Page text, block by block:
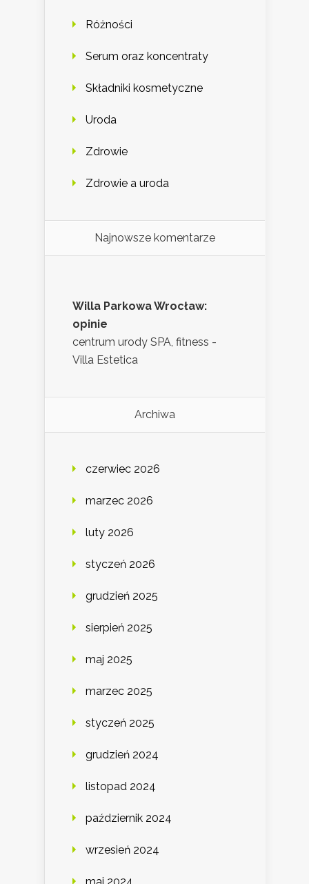
Różności
Serum oraz koncentraty
Składniki kosmetyczne
Uroda
Zdrowie
Zdrowie a uroda
Najnowsze komentarze
Willa Parkowa Wrocław:
opinie
centrum urody SPA, fitness -
Villa Estetica
Archiwa
czerwiec 2026
marzec 2026
luty 2026
styczeń 2026
grudzień 2025
sierpień 2025
maj 2025
marzec 2025
styczeń 2025
grudzień 2024
listopad 2024
październik 2024
wrzesień 2024
maj 2024